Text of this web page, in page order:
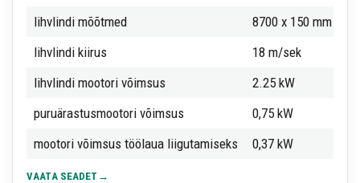
lihvlindi mõõtmed
8700 x 150 mm
lihvlindi kiirus
18 m/sek
lihvlindi mootori võimsus
2.25 kW
puruärastusmootori võimsus
0,75 kW
mootori võimsus töölaua liigutamiseks
0,37 kW
VAATA SEADET